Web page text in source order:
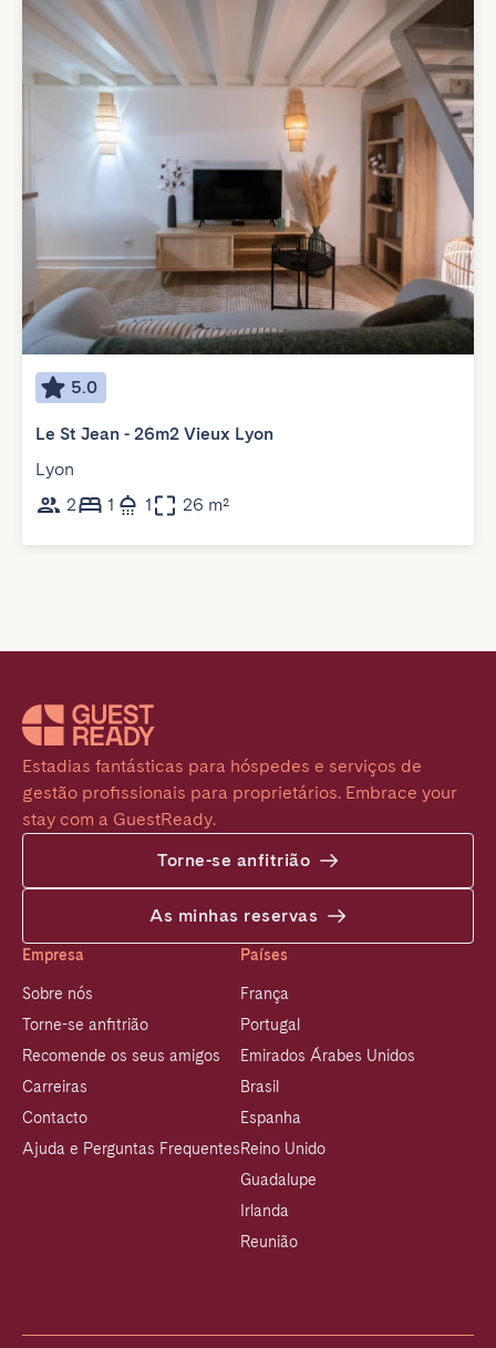
5.0
Le St Jean - 26m2 Vieux Lyon
Lyon
2
1 1 26 m²
Estadias fantásticas para hóspedes e serviços de
gestão profissionais para proprietários. Embrace your
stay com a GuestReady.
Torne-se anfitrião
As minhas reservas
Empresa
Sobre nós
Torne-se anfitrião
Recomende os seus amigos
Carreiras
Contacto
Ajuda e Perguntas Frequentes
Países
França
Portugal
Emirados Árabes Unidos
Brasil
Espanha
Reino Unido
Guadalupe
Irlanda
Reunião